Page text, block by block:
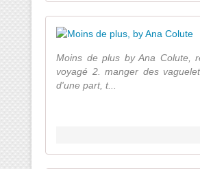
Moins de plus by Ana Colute,
voyagé 2. manger des
d'une part, t...